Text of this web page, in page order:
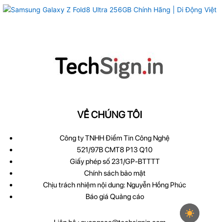
VỀ CHÚNG TÔI
Công ty TNHH Điểm Tin Công Nghệ
521/97B CMT8 P13 Q10
Giấy phép số 231/GP-BTTTT
Chính sách bảo mật
Chịu trách nhiệm nội dung: Nguyễn Hồng Phúc
Báo giá Quảng cáo